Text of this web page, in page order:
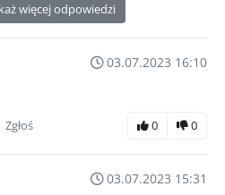
więcej odpowiedzi
03.07.2023 16:10
Zgłoś 0 0
03.07.2023 15:31